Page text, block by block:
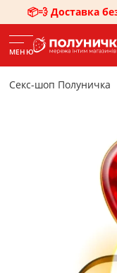
📦💨 Доставка
МЕНЮ
Секс-шоп Полуничка